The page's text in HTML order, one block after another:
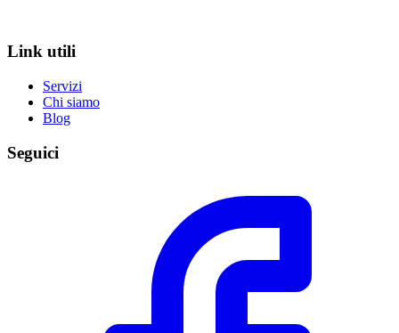
Link utili
Servizi
Chi siamo
Blog
Seguici